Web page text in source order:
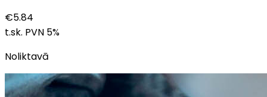
€5.84
t.sk. PVN 5%
Noliktavā